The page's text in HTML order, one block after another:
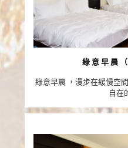
綠意早晨
綠意早晨 ，漫步在緩慢空
自在